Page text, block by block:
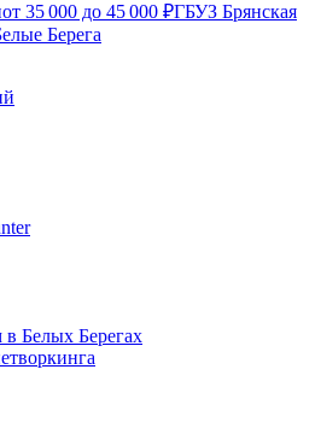
от 35 000 до 45 000 ₽ГБУЗ Брянская
Берега
Белых Берегах